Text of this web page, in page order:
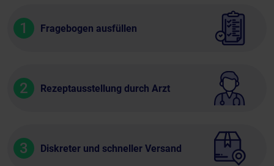
1 Fragebogen ausfüllen
2 Rezeptausstellung durch Arzt
3 Diskreter und schneller Versand